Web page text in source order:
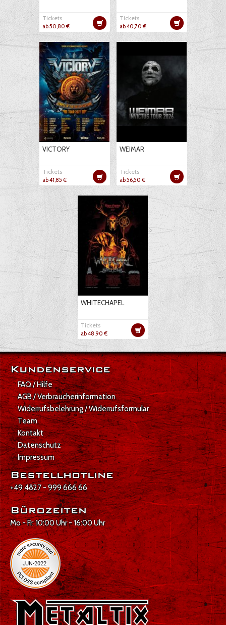
Tickets
ab 50,80 €
Tickets
ab 40,70 €
VICTORY
Tickets
ab 41,85 €
WEIMAR
Tickets
ab 56,50 €
WHITECHAPEL
Tickets
ab 48,90 €
Kundenservice
FAQ / Hilfe
AGB / Verbraucherinformation
Widerrufsbelehrung / Widerrufsformular
Team
Kontakt
Datenschutz
Impressum
Bestellhotline
+49 4827 - 999 666 66
Bürozeiten
Mo - Fr: 10:00 Uhr - 16:00 Uhr